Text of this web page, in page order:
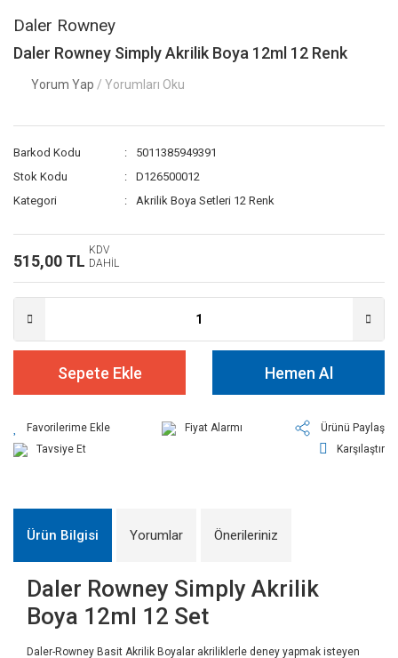
Daler Rowney
Daler Rowney Simply Akrilik Boya 12ml 12 Renk
Yorum Yap / Yorumları Oku
Barkod Kodu
5011385949391
Stok Kodu
D126500012
Kategori
Akrilik Boya Setleri 12 Renk
515,00 TL
KDV
DAHİL
Sepete Ekle Hemen Al
Fiyat Alarmı
Ürünü Paylaş
Tavsiye Et
Karşılaştır
Ürün Bilgisi Yorumlar Önerileriniz
Daler Rowney Simply Akrilik
Boya 12ml 12 Set
Daler-Rowney Basit Akrilik Boyalar akriliklerle deney yapmak isteyen